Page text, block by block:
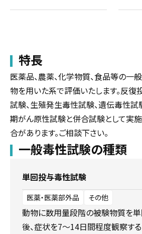
特長
医薬品、農薬、化学物質、食品等の一
物を用いた系で評価いたします。反復
試験、生殖発生毒性試験、遺伝毒性試
期がん原性試験と併合試験として実
合があります。ご相談下さい。
一般毒性試験の種類
単回投与毒性試験
医薬・医薬部外品 その他
動物に数用量段階の被験物質を単
後、症状を7～14日間程度観察す